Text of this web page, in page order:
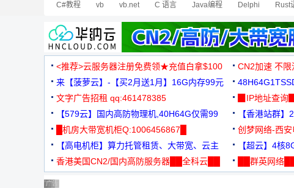
C#教程 vb vb.net C 语言 Java编程 Delphi Rust
<推荐>云服务器注册免费领★充值白拿$100 CN2加速 不限
来【菠萝云】-【买2月送1月】16G内存99元
3000+可免费
文字广告招租 qq:461478385
▉IP地址查
【579云】国内高防物理机,40H64G仅需99
元
【香港站群
█机房大带宽机柜Q:1006456867█
创梦网络-西
88元/月
【高电机柜】算力托管租赁、大带宽、云主
机
【超云】4核
香港美国CN2/国内高防服务器██全科云██
██群英网络
广告 商业广告，理性选择
广告 商业广告，理性选择
广告 商业广告，理性选择
广告 商业广告，理性选择
广告 商业广告，理性选择